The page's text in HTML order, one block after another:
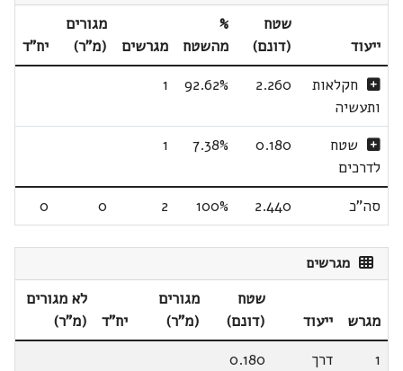
ייעוד
שטח
(דונם)
%
מהשטח
מגרשים
מגורים
(מ"ר)
יח"ד
חקלאות
ותעשיה
2.260
92.62%
1
שטח
לדרכים
0.180
7.38%
1
סה"כ 2.440
100%
2
0
0
מגרשים
מגרש ייעוד
שטח
(דונם)
מגורים
(מ"ר)
יח"ד
לא מגורים
(מ"ר)
1
דרך
0.180